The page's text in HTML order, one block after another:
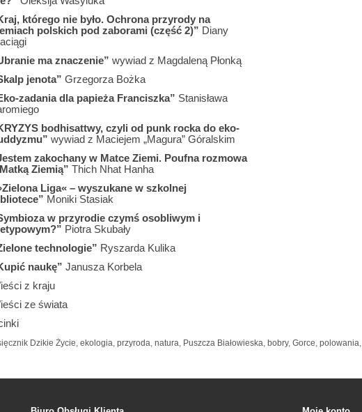
którego nie było. Ochrona przyrody na
polskich pod zaborami (część 2)” Diany
ma znaczenie” wywiad z Magdaleną Płonką
jenota” Grzegorza Bożka
zadania dla papieża Franciszka” Stanisława
bodhisattwy, czyli od punk rocka do eko-
wywiad z Maciejem „Magura” Góralskim
zakochany w Matce Ziemi. Poufna rozmowa
Ziemią” Thich Nhat Hanha
Liga« – wyszukane w szkolnej
Moniki Stasiak
w przyrodie czymś osobliwym i
Piotra Skubały
technologie” Ryszarda Kulika
naukę” Janusza Korbela
z kraju
ze świata
Dzikie Życie, ekologia, przyroda, natura, Puszcza Białowieska, bobry, Gorce, polowania,